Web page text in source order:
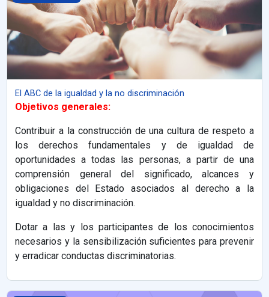
El ABC de la igualdad y la no discriminación
Objetivos generales:
Contribuir a la construcción de una cultura de respeto a
los derechos fundamentales y de igualdad de
oportunidades a todas las personas, a partir de una
comprensión general del significado, alcances y
obligaciones del Estado asociados al derecho a la
igualdad y no discriminación.
Dotar a las y los participantes de los conocimientos
necesarios y la sensibilización suficientes para prevenir
y erradicar conductas discriminatorias.